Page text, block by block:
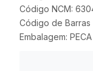
Código NCM:
Código de
Embalagem: PECA